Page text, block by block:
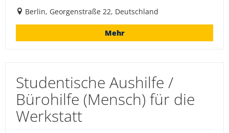
Berlin, Georgenstraße 22, Deutschland
Mehr
Studentische Aushilfe /
Bürohilfe (Mensch) für die
Werkstatt